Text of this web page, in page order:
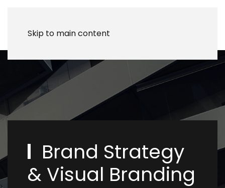
Skip to main content
Brand Strategy
& Visual Branding